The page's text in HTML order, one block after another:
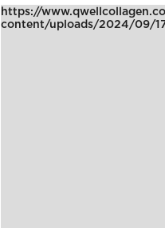
https://
content/uploads/2024/09/